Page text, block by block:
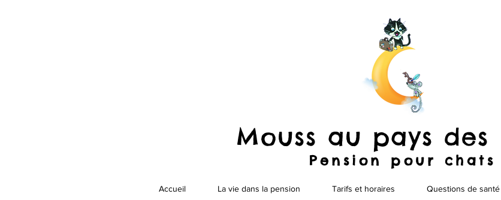
Mouss au pays des
Pension pour chats
Accueil La vie dans la pension Tarifs et horaires Questions de santé